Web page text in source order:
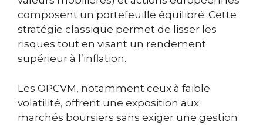
composent un portefeuille équilibré. Cette
stratégie classique permet de lisser les
risques tout en visant un rendement
supérieur à l’inflation.
Les OPCVM, notamment ceux à faible
volatilité, offrent une exposition aux
marchés boursiers sans exiger une gestion